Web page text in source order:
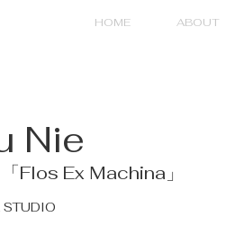
HOME ABOUT
Nie
Flos Ex Machina」
STUDIO